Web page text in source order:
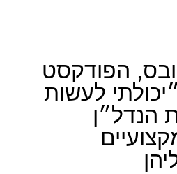
גלובס, הפודקסט
לעשות
הנדל״ן